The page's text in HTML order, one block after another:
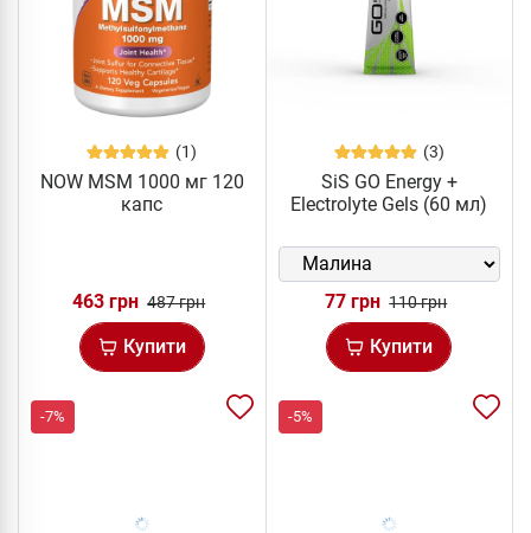
(1)
NOW MSM 1000 мг 120
капс
463 грн 487 грн
Купити
(3)
SiS GO Energy +
Electrolyte Gels (60 мл)
77 грн 110 грн
Купити
-7% -5%